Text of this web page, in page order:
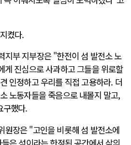
켰다.
지부 지부장은 "한전이 섬 발전소 노
진심으로 사과하고 그들을 위로할
인정하고 우리를 직접 고용하라. 더
노동자들을 죽음으로 내몰지 말고,
구했다.
원장은 "고인을 비롯해 섬 발전소에